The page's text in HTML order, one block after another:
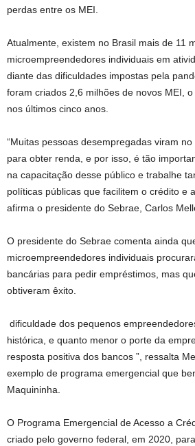
perdas entre os MEI.
Atualmente, existem no Brasil mais de 11
microempreendedores individuais em
diante das dificuldades impostas pela
foram criados 2,6 milhões de novos MEI,
nos últimos cinco anos.
“Muitas pessoas desempregadas viram
para obter renda, e por isso, é tão
na capacitação desse público e trabalhe
políticas públicas que facilitem o crédito e
afirma o presidente do Sebrae, Carlos
O presidente do Sebrae comenta ainda
microempreendedores individuais
bancárias para pedir empréstimos, mas
obtiveram êxito.
dificuldade dos pequenos
histórica, e quanto menor o porte da
resposta positiva dos bancos ”, ressalta
exemplo de programa emergencial que
Maquininha.
O Programa Emergencial de Acesso a
criado pelo governo federal, em 2020,